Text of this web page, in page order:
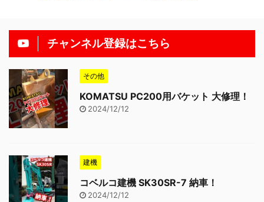
チャンネル登録はこちら
その他
KOMATSU PC200用バケット 大修理！
2024/12/12
建機
コベルコ建機 SK30SR-7 納車！
2024/12/12